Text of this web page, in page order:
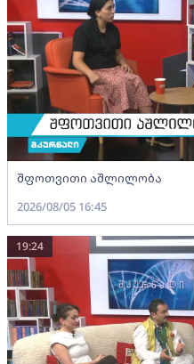
შფოთვითი აშლილობა
2026/08/05 16:45
19:24